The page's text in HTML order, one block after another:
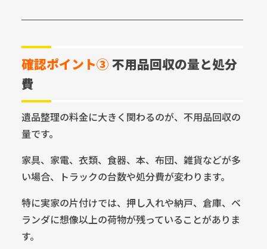
確認ポイント③ 不用品回収の量と処分
費
遺品整理の料金に大きく関わるのが、不用品回収の
量です。
家具、家電、衣類、食器、本、布団、雑貨などが多
い場合、トラックの台数や処分費が変わります。
特に実家の片付けでは、押し入れや納戸、倉庫、ベ
ランダに想像以上の荷物が残っていることがありま
す。